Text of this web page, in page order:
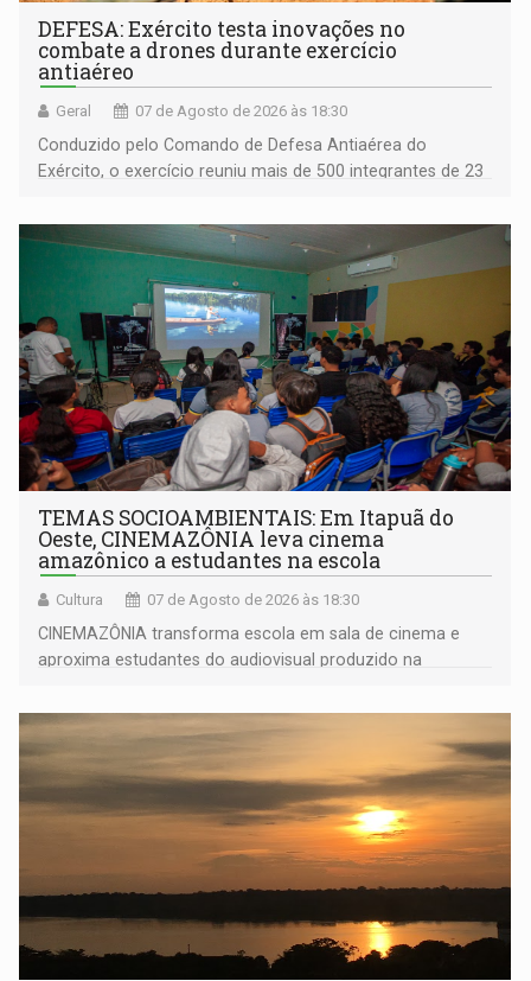
DEFESA: Exército testa inovações no
combate a drones durante exercício
antiaéreo
Geral 07 de Agosto de 2026 às 18:30
Conduzido pelo Comando de Defesa Antiaérea do
Exército, o exercício reuniu mais de 500 integrantes de 23
TEMAS SOCIOAMBIENTAIS: Em Itapuã do
Oeste, CINEMAZÔNIA leva cinema
amazônico a estudantes na escola
Cultura 07 de Agosto de 2026 às 18:30
CINEMAZÔNIA transforma escola em sala de cinema e
aproxima estudantes do audiovisual produzido na